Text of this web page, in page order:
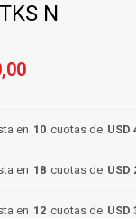
N
en 10 cuotas de USD
en 18 cuotas de USD
en 12 cuotas de USD